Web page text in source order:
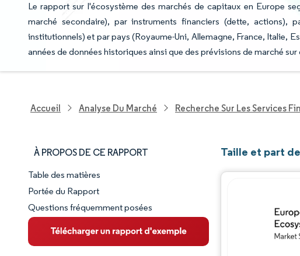
Le rapport sur l'écosystème des marchés de capitaux en Europe
marché secondaire), par instruments financiers (dette, actions),
institutionnels) et par pays (Royaume-Uni, Allemagne, France, Italie,
années de données historiques ainsi que des prévisions de marché sur
Accueil Analyse Du Marché Recherche Sur Les Services
À PROPOS DE CE RAPPORT
Aperçu du marché
VUE D’ENSEMBLE DU MARCHÉ
Principales tendances du marché
Table des matières
Portée du Rapport
Questions fréquemment posées
Taille et part